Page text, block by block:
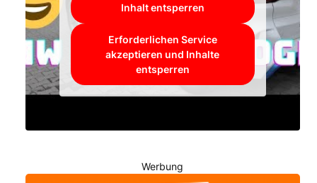
Inhalt entsperren
Erforderlichen Service
akzeptieren und Inhalte
entsperren
Werbung